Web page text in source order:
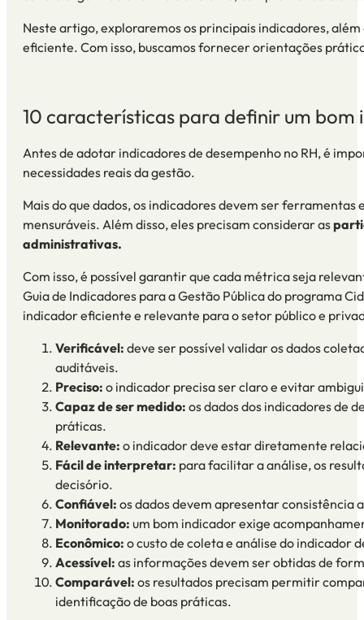
Neste artigo, exploraremos os principais indicadores, além
eficiente. Com isso, buscamos fornecer orientações
10 características para definir um bom
Antes de adotar indicadores de desempenho no RH, é
necessidades reais da gestão.
Mais do que dados, os indicadores devem ser
mensuráveis. Além disso, eles precisam considerar as
administrativas.
Com isso, é possível garantir que cada métrica seja
Guia de Indicadores para a Gestão Públicado programa
indicador eficiente e relevante para osetor públicoe
Verificável: deve ser possível validar os dados
auditáveis.
Preciso: o indicador precisa ser claro e evitar
Capaz de ser medido: os dados dos indicadores de
práticas.
Relevante: o indicador deve estar diretamente
Fácil de interpretar: para facilitar a análise, os
decisório.
Confiável: os dados devem apresentar
Monitorado: um bom indicador exige
Econômico: o custo de coleta e análise do indicador
Acessível: as informações devem ser obtidas de
Comparável: os resultados precisam permitir
identificação de boas práticas.